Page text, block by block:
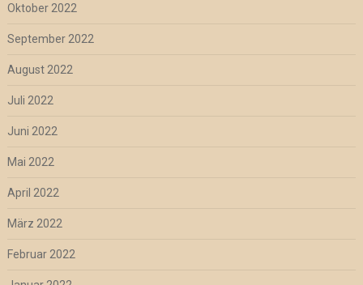
Oktober 2022
September 2022
August 2022
Juli 2022
Juni 2022
Mai 2022
April 2022
März 2022
Februar 2022